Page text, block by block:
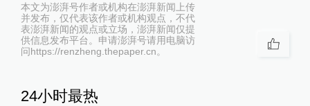
本文为澎湃号作者或机构在澎湃新闻上传
并发布，仅代表该作者或机构观点，不代
表澎湃新闻的观点或立场，澎湃新闻仅提
供信息发布平台。申请澎湃号请用电脑访
问https://renzheng.thepaper.cn。
24小时最热